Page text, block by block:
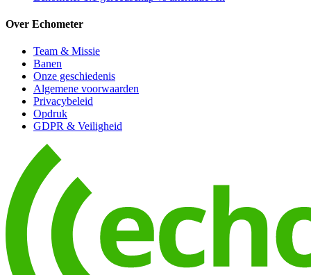
Over Echometer
Team & Missie
Banen
Onze geschiedenis
Algemene voorwaarden
Privacybeleid
Opdruk
GDPR & Veiligheid